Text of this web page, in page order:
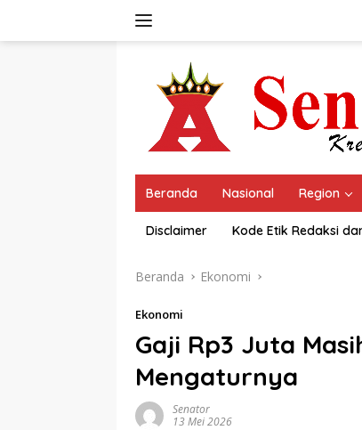
Beranda Nasional Region
Disclaimer Kode Etik Redaksi
Beranda Ekonomi
Ekonomi
Gaji Rp3 Juta
Mengaturnya
Senator
13 Mei 2026